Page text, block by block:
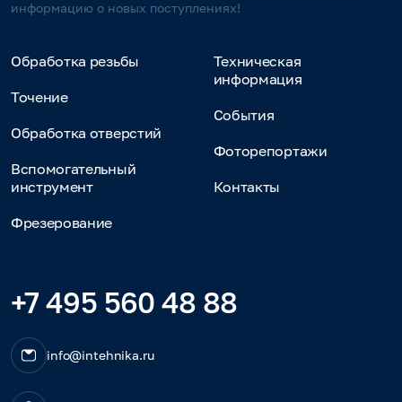
информацию о новых поступлениях!
Обработка резьбы
Точение
Обработка отверстий
Вспомогательный
инструмент
Фрезерование
Техническая
информация
События
Фоторепортажи
Контакты
+7 495 560 48 88
info@intehnika.ru